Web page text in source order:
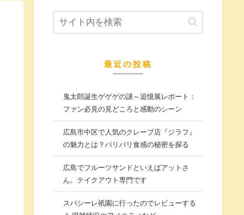
最近の投稿
鬼太郎誕生ゲゲゲの謎～追憶展レポート：
ファン必見の見どころと感動のシーン
広島市中区で人気のクレープ店『ジラフ』
の魅力とは？パリパリ食感の秘密を探る
広島でフルーツサンドといえばアットさ
ん。テイクアウト専門です
スパシーレ祇園に行ったのでレビューする